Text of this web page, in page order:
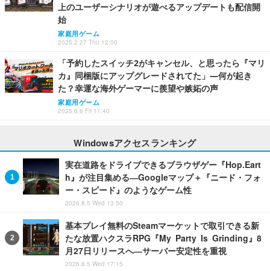
上のユーザーシナリオが遊べるアップデートも配信開
始
家庭用ゲーム
2025.2.27 Thu 12:00
「予約したスイッチ2がキャンセル、と思ったら『マリ
カ』同梱版にアップグレードされてた」―何が起き
た？幸運な海外ゲーマーに羨望や嫉妬の声
家庭用ゲーム
2025.6.6 Fri 11:40
Windowsアクセスランキング
実在道路をドライブできるブラウザゲー『Hop.Eart
h』が注目集める―Googleマップ＋『ニード・フォ
ー・スピード』のようなゲーム性
2026.8.5 Wed 13:50
基本プレイ無料のSteamマーケットで取引できる新
たな放置ハクスラRPG『My Party Is Grinding』8
月27日リリースへ―サーバー安定性を重視
2026.8.5 Wed 17:15